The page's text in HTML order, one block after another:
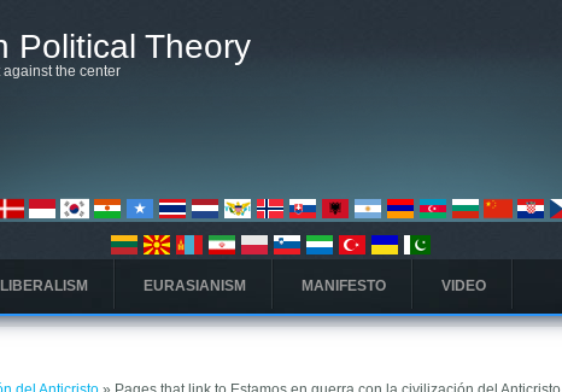
Political Theory
the center
EURASIANISM MANIFESTO VIDEO